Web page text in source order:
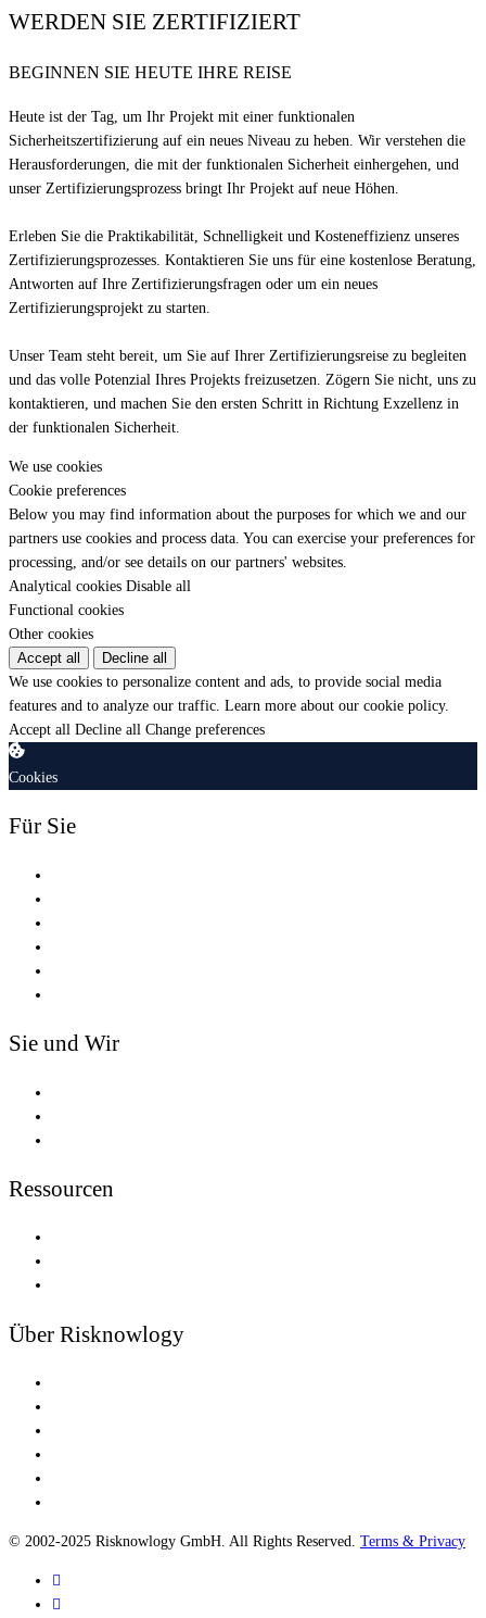
WERDEN SIE ZERTIFIZIERT
BEGINNEN SIE HEUTE IHRE REISE
Heute ist der Tag, um Ihr Projekt mit einer funktionalen
Sicherheitszertifizierung auf ein neues Niveau zu heben. Wir verstehen die
Herausforderungen, die mit der funktionalen Sicherheit einhergehen, und
unser Zertifizierungsprozess bringt Ihr Projekt auf neue Höhen.
Erleben Sie die Praktikabilität, Schnelligkeit und Kosteneffizienz unseres
Zertifizierungsprozesses. Kontaktieren Sie uns für eine kostenlose Beratung,
Antworten auf Ihre Zertifizierungsfragen oder um ein neues
Zertifizierungsprojekt zu starten.
Unser Team steht bereit, um Sie auf Ihrer Zertifizierungsreise zu begleiten
und das volle Potenzial Ihres Projekts freizusetzen. Zögern Sie nicht, uns zu
kontaktieren, und machen Sie den ersten Schritt in Richtung Exzellenz in
der funktionalen Sicherheit.
We use cookies
Cookie preferences
Below you may find information about the purposes for which we and our
partners use cookies and process data. You can exercise your preferences for
processing, and/or see details on our partners' websites.
Analytical cookies Disable all
Functional cookies
Other cookies
Accept all
Decline all
We use cookies to personalize content and ads, to provide social media
features and to analyze our traffic. Learn more about our cookie policy.
Accept all Decline all Change preferences
Cookies
Für Sie
Sie und Wir
Ressourcen
Über Risknowlogy
© 2002-2025 Risknowlogy GmbH. All Rights Reserved. Terms & Privacy